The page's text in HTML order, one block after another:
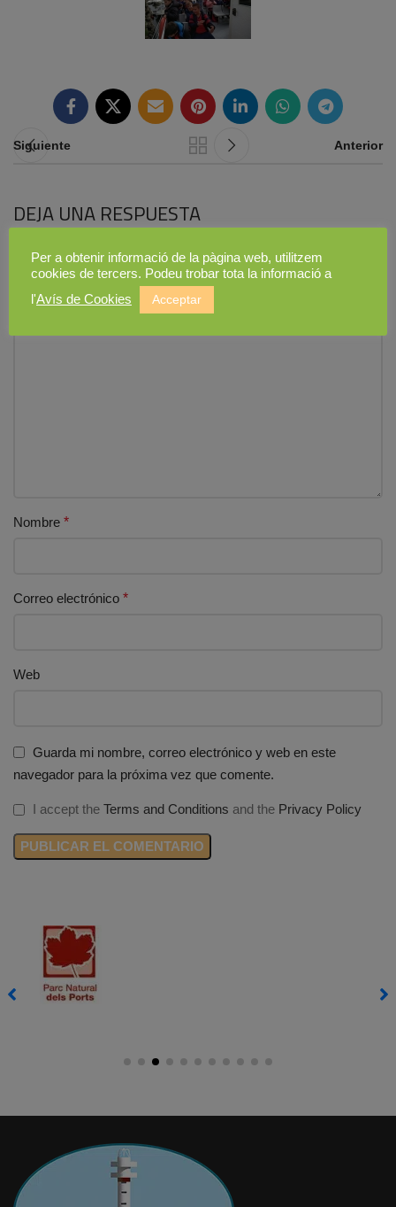
Siguiente Anterior
DEJA UNA RESPUESTA
Tu dirección de correo electrónico no será publicada. Los
campos obligatorios están marcados con*
Nombre *
Correo electrónico *
Web
Guarda mi nombre, correo electrónico y web en este
navegador para la próxima vez que comente.
I accept the Terms and Conditions and the Privacy Policy
Per a obtenir informació de la pàgina web, utilitzem
cookies de tercers. Podeu trobar tota la informació a
l'Avís de Cookies Acceptar